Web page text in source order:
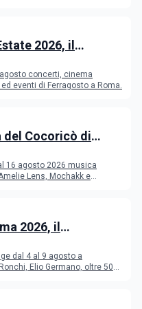
2026, il
concerti, cinema
eventi di Ferragosto a Roma.
del Cocoricò di
16 agosto 2026 musica
Lens, Mochakk e
2026, il
dal 4 al 9 agosto a
Elio Germano, oltre 50